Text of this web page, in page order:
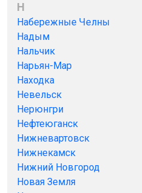
Н
Набережные Челны
Надым
Нальчик
Нарьян-Мар
Находка
Невельск
Нерюнгри
Нефтеюганск
Нижневартовск
Нижнекамск
Нижний Новгород
Новая Земля